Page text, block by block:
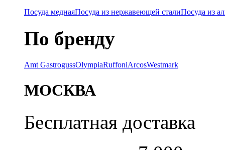
Посуда меднаяПосуда из нержавеющей сталиПосуда из
По бренду
Amt GastrogussOlympiaRuffoniArcosWestmark
МОСКВА
Бесплатная доставка